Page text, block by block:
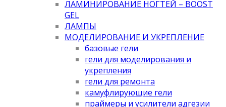
ЛАМИНИРОВАНИЕ НОГТЕЙ – BOOST
GEL
ЛАМПЫ
МОДЕЛИРОВАНИЕ И УКРЕПЛЕНИЕ
базовые гели
гели для моделирования и
укрепления
гели для ремонта
камуфлирующие гели
праймеры и усилители адгезии